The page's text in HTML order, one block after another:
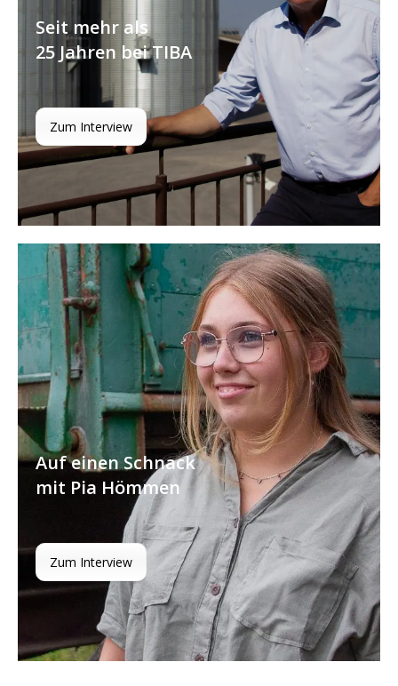
Seit mehr als
25 Jahren bei TIBA
Zum Interview
Auf einen Schnack
mit Pia Hömmen
Zum Interview